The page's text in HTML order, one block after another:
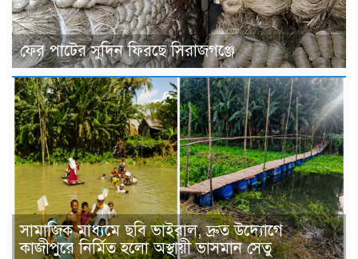
ফের পাটের সুদিন ফিরছে সিরাজগঞ্জে
সামাজিক মাধ্যমে ছবি ভাইরাল, দ্রুত উদ্যোগে
কাজীপুরে নির্মিত হলো অস্থায়ী ভাসমান সেতু